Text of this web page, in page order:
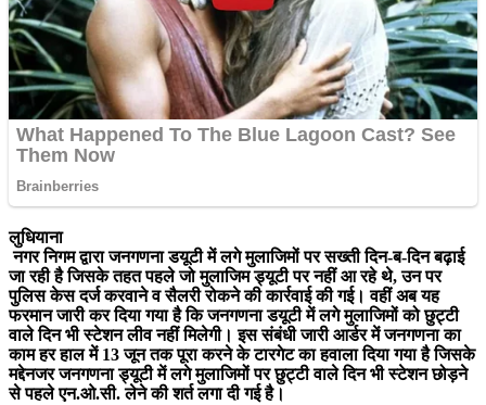
लुधियाना
नगर निगम द्वारा जनगणना डयूटी में लगे मुलाजिमों पर सख्ती दिन-ब-दिन बढ़ाई
जा रही है जिसके तहत पहले जो मुलाजिम ड्यूटी पर नहीं आ रहे थे, उन पर
पुलिस केस दर्ज करवाने व सैलरी रोकने की कार्रवाई की गई। वहीं अब यह
फरमान जारी कर दिया गया है कि जनगणना डयूटी में लगे मुलाजिमों को छुट्टी
वाले दिन भी स्टेशन लीव नहीं मिलेगी। इस संबंधी जारी आर्डर में जनगणना का
काम हर हाल में 13 जून तक पूरा करने के टारगेट का हवाला दिया गया है जिसके
मद्देनजर जनगणना ड्यूटी में लगे मुलाजिमों पर छुट्टी वाले दिन भी स्टेशन छोड़ने
से पहले एन.ओ.सी. लेने की शर्त लगा दी गई है।